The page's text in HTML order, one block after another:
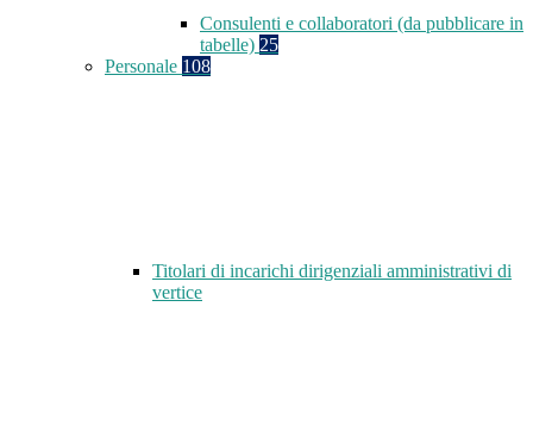
Consulenti e collaboratori (da pubblicare in
tabelle) 25
Personale 108
Titolari di incarichi dirigenziali amministrativi di
vertice